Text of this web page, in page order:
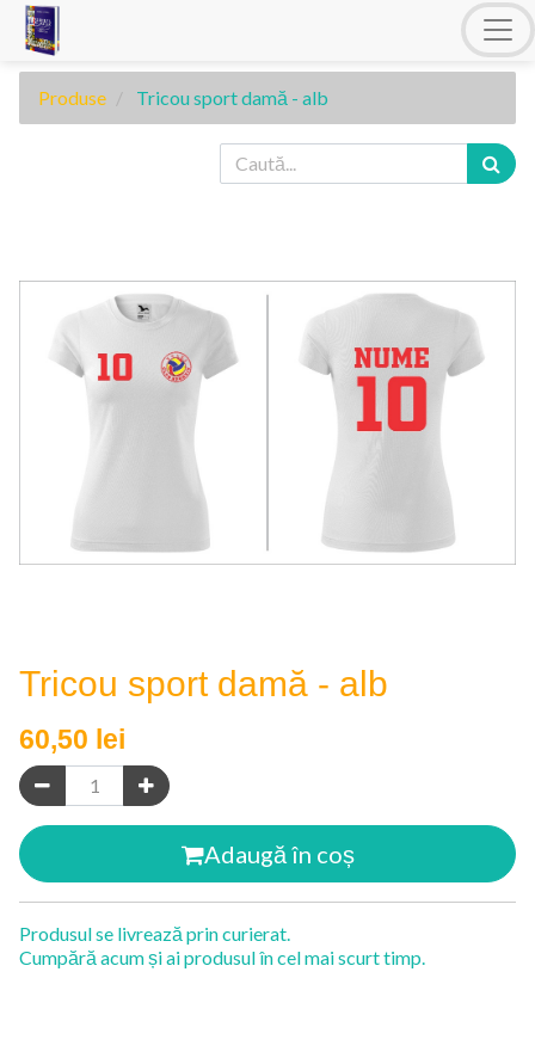
Produse Tricou sport damă - alb
Tricou sport damă - alb
60,50 lei
Adaugă în coș
Produsul se livrează prin curierat.
Cumpără acum și ai produsul în cel mai scurt timp.